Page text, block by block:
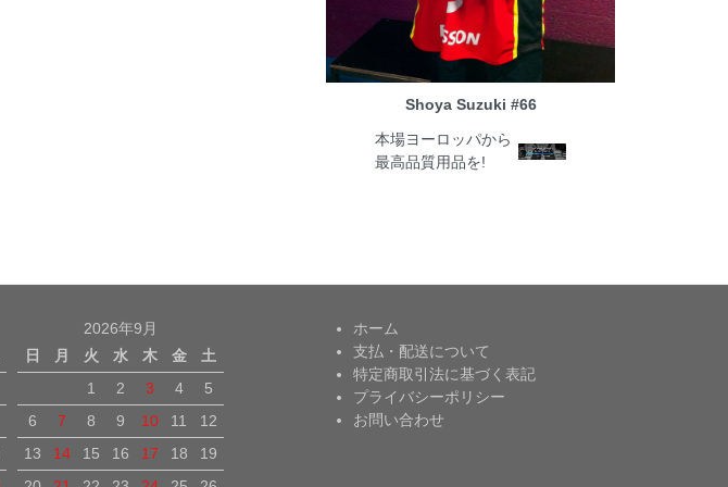
Shoya Suzuki #66
本場ヨーロッパから
最高品質用品を!
2026年9月
日
月 火 水 木 金
土
1
2 3 4
5
6
7 8 9 10 11
12
13
14 15 16 17 18
19
ホーム
支払・配送について
特定商取引法に基づく表記
プライバシーポリシー
お問い合わせ